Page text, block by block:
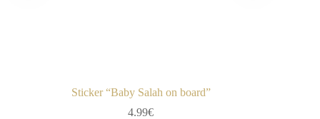
Sticker “Baby Salah on board”
4.99€